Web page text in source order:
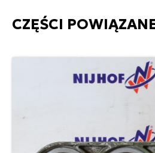
CZĘŚCI